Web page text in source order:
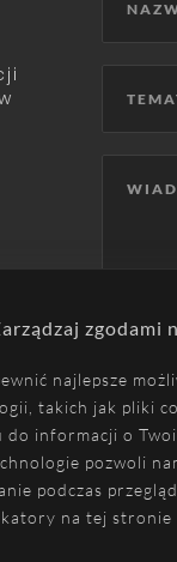
zgodami
najlepsze
takich jak pliki
do informacji o
pozwoli
podczas
na tej stronie